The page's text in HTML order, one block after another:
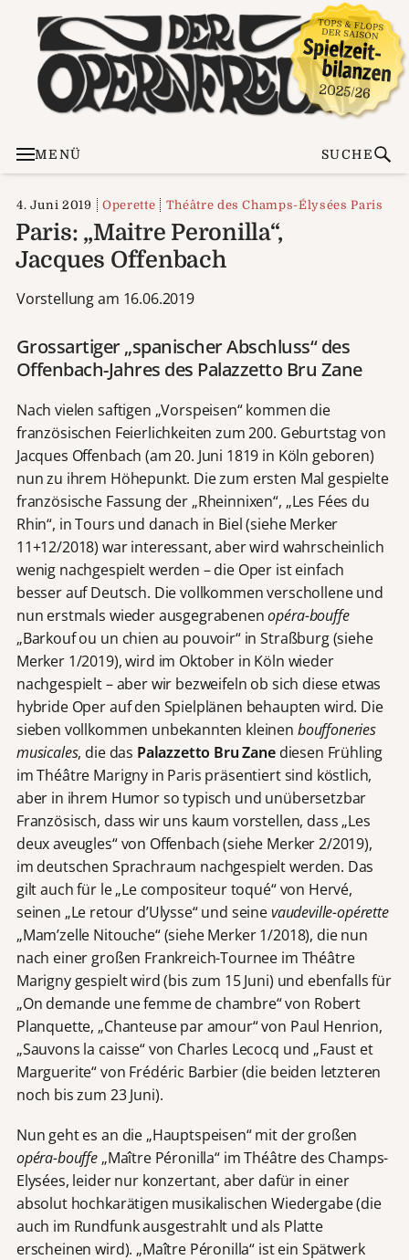
MENÜ SUCHE
4. Juni 2019 Operette Théâtre des Champs-Élysées Paris
Paris: „Maitre Peronilla“,
Jacques Offenbach
Vorstellung am 16.06.2019
Grossartiger „spanischer Abschluss“ des
Offenbach-Jahres des Palazzetto Bru Zane
Nach vielen saftigen „Vorspeisen“ kommen die
französischen Feierlichkeiten zum 200. Geburtstag von
Jacques Offenbach (am 20. Juni 1819 in Köln geboren)
nun zu ihrem Höhepunkt. Die zum ersten Mal gespielte
französische Fassung der „Rheinnixen“, „Les Fées du
Rhin“, in Tours und danach in Biel (siehe Merker
11+12/2018) war interessant, aber wird wahrscheinlich
wenig nachgespielt werden – die Oper ist einfach
besser auf Deutsch. Die vollkommen verschollene und
nun erstmals wieder ausgegrabenenopéra-bouffe
„Barkouf ou un chien au pouvoir“ in Straßburg (siehe
Merker 1/2019), wird im Oktober in Köln wieder
nachgespielt – aber wir bezweifeln ob sich diese etwas
hybride Oper auf den Spielplänen behaupten wird. Die
sieben vollkommen unbekannten kleinen bouffoneries
musicales, die das Palazzetto Bru Zanediesen Frühling
im Théâtre Marigny in Paris präsentiert sind köstlich,
aber in ihrem Humor so typisch und unübersetzbar
Französisch, dass wir uns kaum vorstellen, dass „Les
deux aveugles“ von Offenbach (siehe Merker 2/2019),
im deutschen Sprachraum nachgespielt werden. Das
gilt auch für le „Le compositeur toqué“ von Hervé,
seinen „Le retour d’Ulysse“ und seinevaudeville-opérette
„Mam’zelle Nitouche“ (siehe Merker 1/2018), die nun
nach einer großen Frankreich-Tournee im Théâtre
Marigny gespielt wird (bis zum 15 Juni) und ebenfalls für
„On demande une femme de chambre“ von Robert
Planquette, „Chanteuse par amour“ von Paul Henrion,
„Sauvons la caisse“ von Charles Lecocq und „Faust et
Marguerite“ von Frédéric Barbier (die beiden letzteren
noch bis zum 23 Juni).
Nun geht es an die „Hauptspeisen“ mit der großen
opéra-bouffe „Maître Péronilla“ im Théâtre des Champs-
Elysées, leider nur konzertant, aber dafür in einer
absolut hochkarätigen musikalischen Wiedergabe (die
auch im Rundfunk ausgestrahlt und als Platte
erscheinen wird). „Maître Péronilla“ ist ein Spätwerk